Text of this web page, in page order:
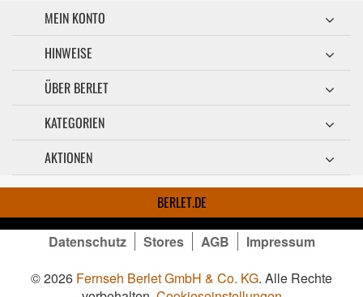
MEIN KONTO
HINWEISE
ÜBER BERLET
KATEGORIEN
AKTIONEN
BERLET.DE
Datenschutz Stores AGB
Impressum
© 2026 Fernseh Berlet GmbH & Co. KG. Alle Rechte